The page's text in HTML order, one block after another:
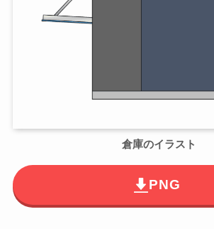
倉庫のイラスト
PNG